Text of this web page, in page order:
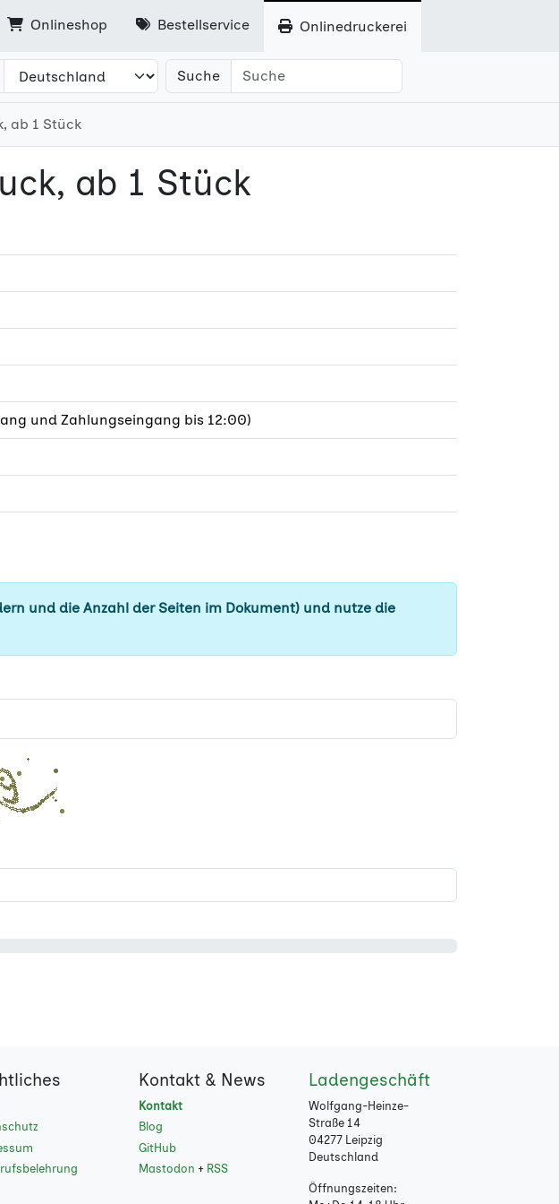
Onlineshop Bestellservice Onlinedruckerei
Suche
ab 1 Stück
ab 1 Stück
und Zahlungseingang bis 12:00)
und die Anzahl der Seiten im Dokument) und nutze die
Kontakt & News
Kontakt
Blog
GitHub
Mastodon + RSS
Ladengeschäft
Wolfgang-Heinze-
Straße 14
04277 Leipzig
Deutschland
Öffnungszeiten: